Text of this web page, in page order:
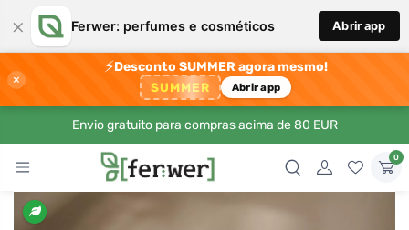
× Ferwer: perfumes e cosméticos Abrir app
×
⚡Desconto SUMMER agora mesmo!
SUMMER Abrir app
Envio gratuito para compras acima de 80 EUR
0